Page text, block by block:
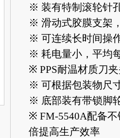
※ 装有特制滚轮针
※ 滑动式胶膜支架
※ 可连续长时间操
※ 耗电量小，平均
※ PPS耐温材质刀
※ 可根据包装物尺
※ 底部装有带锁脚
※ FM-5540A配备
倍提高生产效率